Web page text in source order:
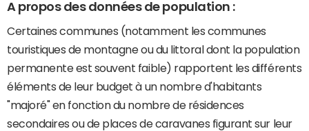
A propos des données de population :
Certaines communes (notamment les communes
touristiques de montagne ou du littoral dont la population
permanente est souvent faible) rapportent les différents
éléments de leur budget à un nombre d'habitants
"majoré" en fonction du nombre de résidences
secondaires ou de places de caravanes figurant sur leur